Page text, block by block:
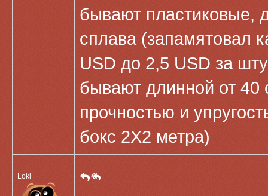
бывают пластиковые,
сплава (запамятовал
USD до 2,5 USD за
бывают длинной от
прочностью и
бокс 2Х2 метра)
Loki